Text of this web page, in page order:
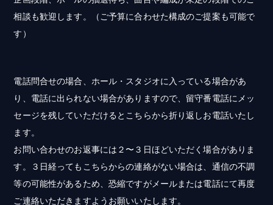
相談も歓迎します。（ご予算に合わせた構成のご提案も可能で
す）
電話問合せの場合、ホール・スタジオに入っている場合があ
り、電話に出られない場合がありますので、留守番電話にメッ
セージを残していただけるとこちらから折り返しお電話いたし
ます。
お問い合わせのお返事には２〜３日ほどいただく場合がありま
す。３日経ってもこちらからの連絡がない場合は、通信の不調
等の可能性があるため、恐縮ですがメールまたは電話にて再度
ご連絡いただきますようお願いいたします。